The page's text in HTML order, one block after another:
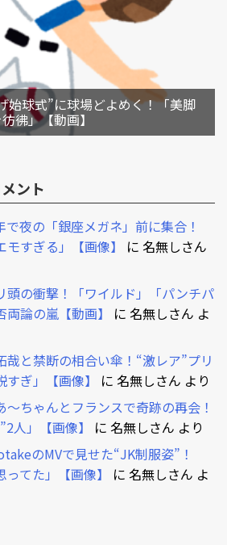
始球式”に球場どよめく！「美脚
彿」【動画】
ント
夜の「銀座メガネ」前に集合！
モすぎる」【画像】
に 名無しさん
頭の衝撃！「ワイルド」「パンチパ
論の嵐【動画】
に 名無しさん よ
哉と禁断の相合い傘！“激レア”プリ
ぎ」【画像】
に 名無しさん より
ちゃんとフランスで奇跡の再会！
人」【画像】
に 名無しさん より
のMVで見せた“JK制服姿”！
ってた」【画像】
に 名無しさん よ